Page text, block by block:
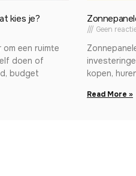
kies je?
een ruimte
doen of
budget
Geen
kopen,
Read More »